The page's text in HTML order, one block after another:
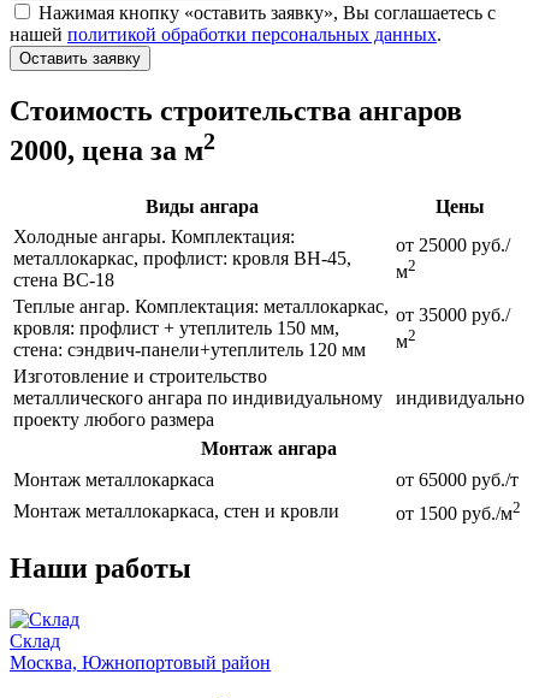
Нажимая кнопку «оставить заявку», Вы соглашаетесь с
нашей политикой обработки персональных данных.
Оставить заявку
Стоимость строительства ангаров
2000, цена за м2
Виды ангара
Цены
Холодные ангары. Комплектация:
металлокаркас, профлист: кровля ВН-45,
стена ВС-18
от 25000 руб./
м2
Теплые ангар. Комплектация: металлокаркас,
кровля: профлист + утеплитель 150 мм,
стена: сэндвич-панели+утеплитель 120 мм
от 35000 руб./
м2
Изготовление и строительство
металлического ангара по индивидуальному
проекту любого размера
индивидуально
Монтаж ангара
Монтаж металлокаркаса
от 65000 руб./т
Монтаж металлокаркаса, стен и кровли
от 1500 руб./м2
Наши работы
Склад
Москва, Южнопортовый район